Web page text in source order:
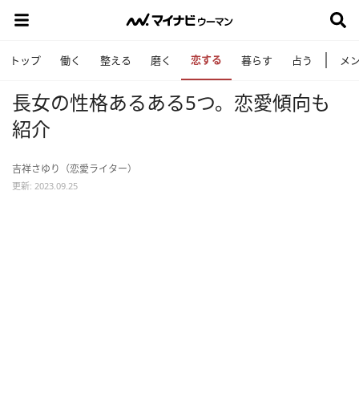
トップ 働く 整える 磨く 恋する 暮らす 占う メ
長女の性格あるある5つ。恋愛傾向も
紹介
吉祥さゆり（恋愛ライター）
更新: 2023.09.25